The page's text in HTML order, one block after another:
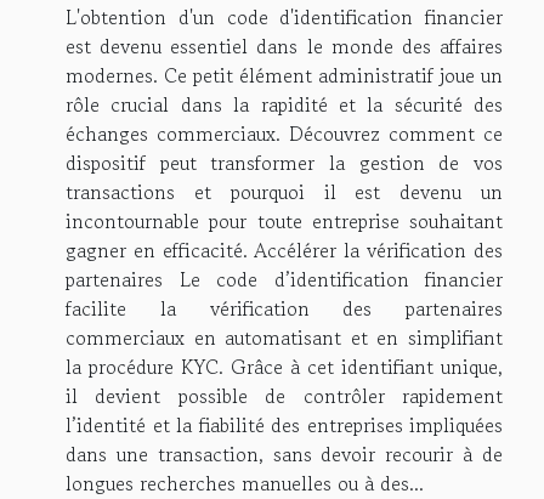
L'obtention d'un code d'identification financier
est devenu essentiel dans le monde des affaires
modernes. Ce petit élément administratif joue un
rôle crucial dans la rapidité et la sécurité des
échanges commerciaux. Découvrez comment ce
dispositif peut transformer la gestion de vos
transactions et pourquoi il est devenu un
incontournable pour toute entreprise souhaitant
gagner en efficacité. Accélérer la vérification des
partenaires Le code d’identification financier
facilite la vérification des partenaires
commerciaux en automatisant et en simplifiant
la procédure KYC. Grâce à cet identifiant unique,
il devient possible de contrôler rapidement
l’identité et la fiabilité des entreprises impliquées
dans une transaction, sans devoir recourir à de
longues recherches manuelles ou à des...